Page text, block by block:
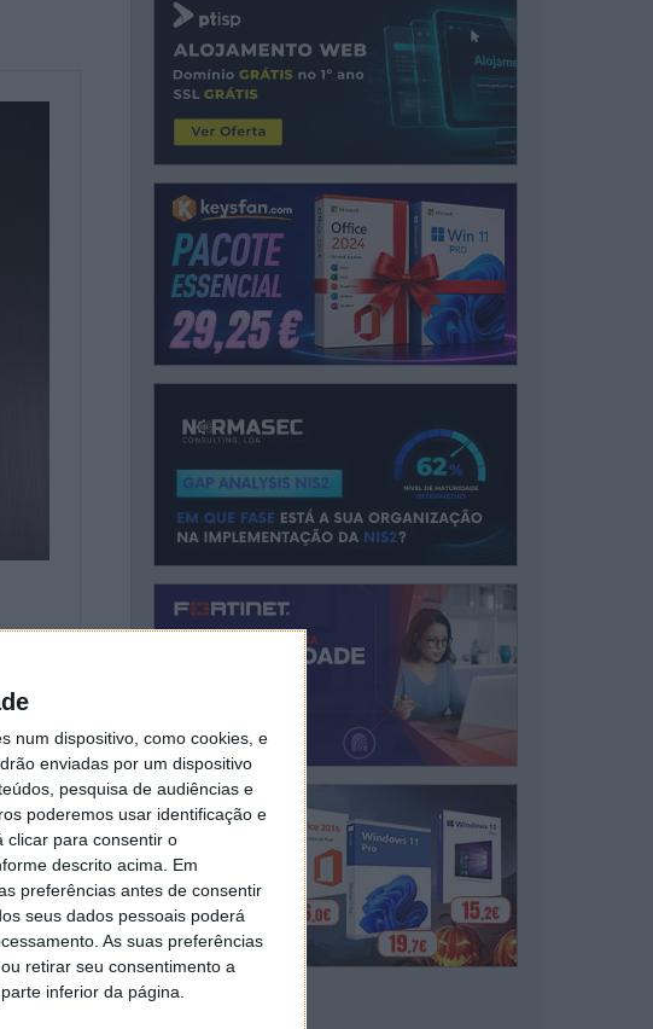
num dispositivo, como cookies, e
enviadas por um dispositivo
pesquisa de audiências e
poderemos usar identificação e
clicar para consentir o
descrito acima. Em
preferências antes de consentir
seus dados pessoais poderá
As suas preferências
retirar seu consentimento a
inferior da página.